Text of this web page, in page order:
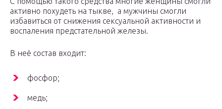
активно похудеть на тыкве, а мужчины смогли
избавиться от снижения сексуальной активности и
воспаления предстательной железы.
В неё состав входит:
фосфор;
медь;